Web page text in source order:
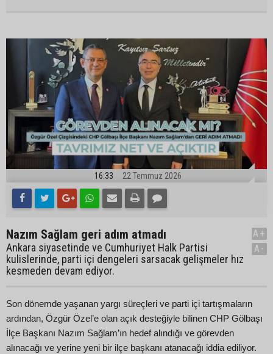
16:33 22 Temmuz 2026
Nazım Sağlam geri adım atmadı
Ankara siyasetinde ve Cumhuriyet Halk Partisi
kulislerinde, parti içi dengeleri sarsacak gelişmeler hız
kesmeden devam ediyor.
A+
A-
Son dönemde yaşanan yargı süreçleri ve parti içi tartışmaların
ardından, Özgür Özel’e olan açık desteğiyle bilinen CHP Gölbaşı
İlçe Başkanı Nazım Sağlam’ın hedef alındığı ve görevden
alınacağı ve yerine yeni bir ilçe başkanı atanacağı iddia ediliyor.